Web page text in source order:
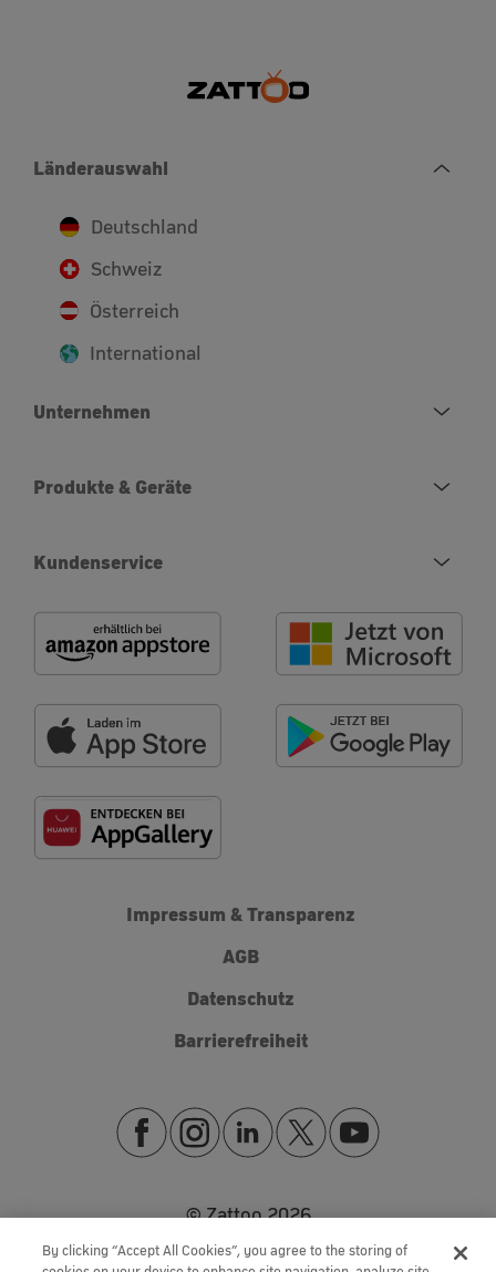
Länderauswahl
Deutschland
Schweiz
Österreich
International
Unternehmen
Produkte & Geräte
Kundenservice
Impressum & Transparenz
AGB
Datenschutz
Barrierefreiheit
© Zattoo2026
By clicking “Accept All Cookies”, you agree to the storing of